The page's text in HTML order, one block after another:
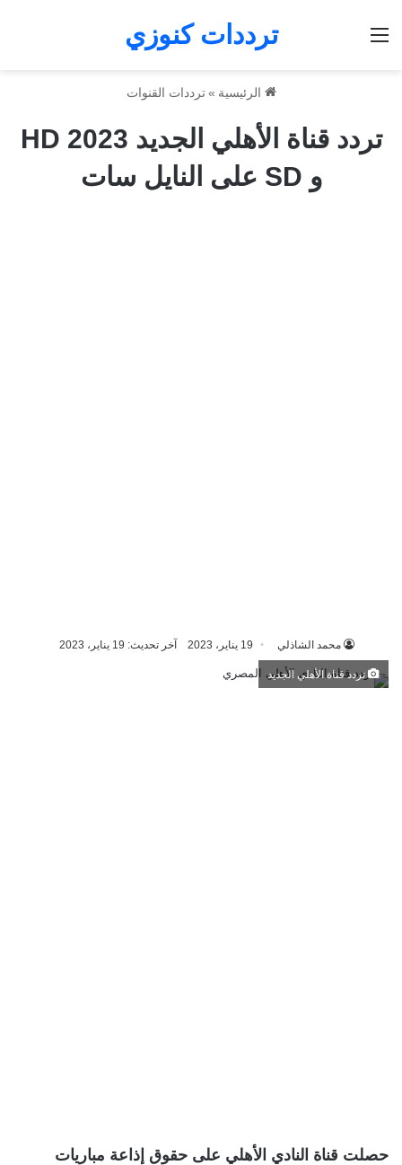
ترددات كنوزي
الرئيسية » ترددات القنوات
تردد قناة الأهلي الجديد 2023 HD
و SD على النايل سات
محمد الشاذلي 19 يناير، 2023 آخر تحديث: 19 يناير، 2023
تردد قناة الأهلي الجديد
حصلت قناة النادي الأهلي على حقوق إذاعة مباريات